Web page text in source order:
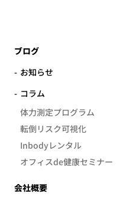
ブログ
お知らせ
コラム
体力測定プログラム
転倒リスク可視化
Inbodyレンタル
オフィスde健康セミナー
会社概要